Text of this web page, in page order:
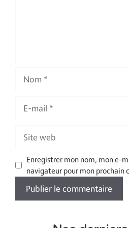
mail
web
Enregistrer mon nom, mon e-
navigateur pour mon prochain